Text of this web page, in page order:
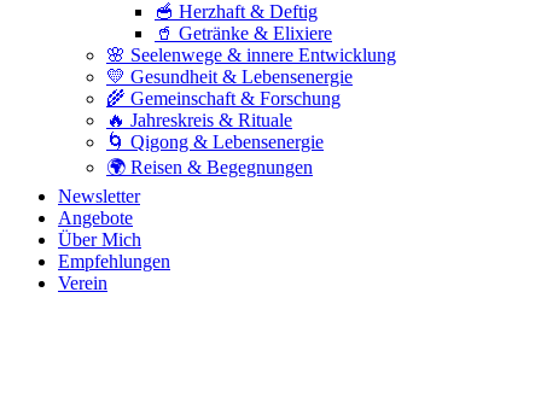
🥣 Herzhaft & Deftig
🥤 Getränke & Elixiere
🌸 Seelenwege & innere Entwicklung
💛 Gesundheit & Lebensenergie
🌾 Gemeinschaft & Forschung
🔥 Jahreskreis & Rituale
🌀 Qigong & Lebensenergie
🌍 Reisen & Begegnungen
Newsletter
Angebote
Über Mich
Empfehlungen
Verein